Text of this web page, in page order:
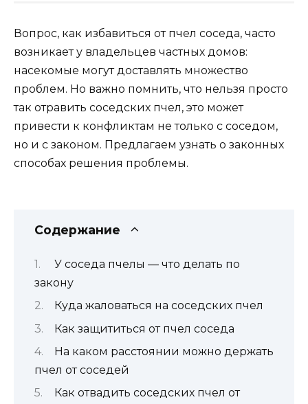
Вопрос, как избавиться от пчел соседа, часто
возникает у владельцев частных домов:
насекомые могут доставлять множество
проблем. Но важно помнить, что нельзя просто
так отравить соседских пчел, это может
привести к конфликтам не только с соседом,
но и с законом. Предлагаем узнать о законных
способах решения проблемы.
Содержание
У соседа пчелы — что делать по
закону
Куда жаловаться на соседских пчел
Как защититься от пчел соседа
На каком расстоянии можно держать
пчел от соседей
Как отвадить соседских пчел от